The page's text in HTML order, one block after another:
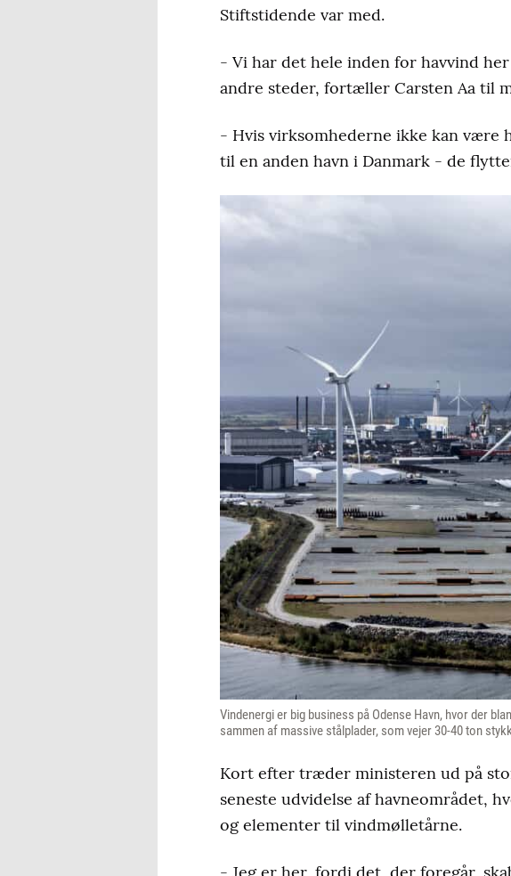
Stiftstidende var med.
- Vi har det hele inden for havvind
andre steder, fortæller Carsten Aa til
- Hvis virksomhederne ikke kan være
til en anden havn i Danmark - de
Vindenergi er big business på Odense Havn, hvor der
sammen af massive stålplader, som vejer 30-40 ton
Kort efter træder ministeren ud på
seneste udvidelse af havneområdet,
og elementer til vindmølletårne.